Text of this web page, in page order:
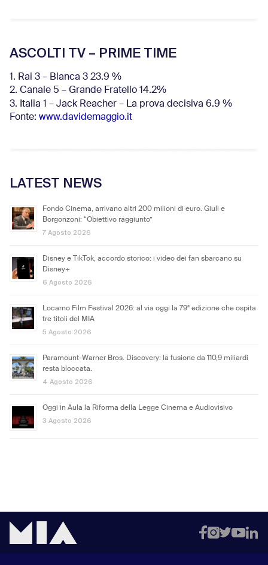
ASCOLTI TV – PRIME TIME
1. Rai 3 – Blanca 3 23.9 %
2. Canale 5 – Grande Fratello 14.2%
3. Italia 1 – Jack Reacher – La prova decisiva 6.9 %
Fonte: www.davidemaggio.it
LATEST NEWS
Fondo Cinema, arrivano altri 200 milioni di euro. Giuli e
Borgonzoni: “Obiettivo raggiunto”
7 Agosto 2026
Disney e TikTok, accordo storico: i video dei fan sbarcano su
Disney+
6 Agosto 2026
Locarno Film Festival 2026: al via oggi la 79ª edizione che ospita
tre titoli del MIA
5 Agosto 2026
Paramount-Warner Bros. Discovery: la fusione da 110,9 miliardi
resta bloccata.
4 Agosto 2026
Oggi in Aula la Riforma della Legge Cinema e Audiovisivo
3 Agosto 2026